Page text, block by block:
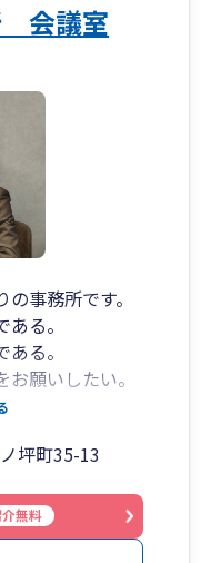
会議室
事務所です。
る。
る。
願いしたい。
ライン等で気軽
たい。
ておりません。年
しています。
坪町35-13
無料